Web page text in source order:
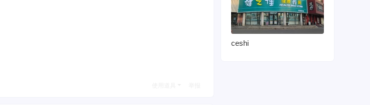
ceshi